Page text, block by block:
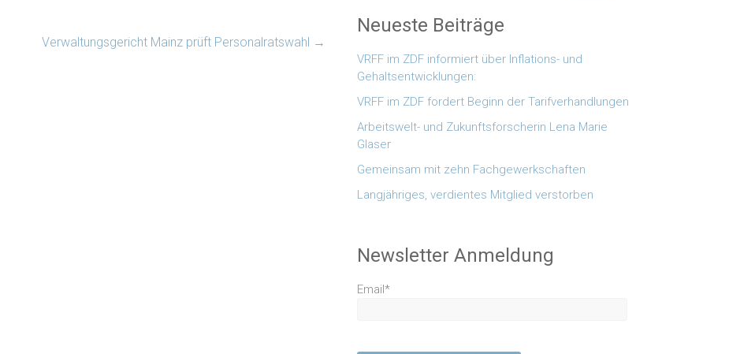
Verwaltungsgericht Mainz prüft Personalratswahl →
Neueste Beiträge
VRFF im ZDF informiert über Inflations- und
Gehaltsentwicklungen:
VRFF im ZDF fordert Beginn der Tarifverhandlungen
Arbeitswelt- und Zukunftsforscherin Lena Marie
Glaser
Gemeinsam mit zehn Fachgewerkschaften
Langjähriges, verdientes Mitglied verstorben
Newsletter Anmeldung
Email*